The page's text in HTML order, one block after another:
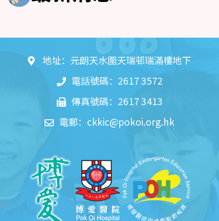
地址：元朗天水圍天瑞邨瑞滿樓地下
電話號碼：2617 3572
傳真號碼：2617 3413
電郵： ckkic@pokoi.org.hk